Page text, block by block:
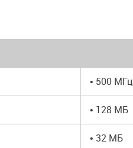
• 500 МГц
• 128 МБ
• 32 МБ